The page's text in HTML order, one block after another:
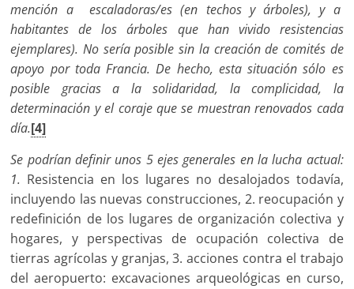
mención a escaladoras/es (en techos y árboles), y a
habitantes de los árboles que han vivido resistencias
ejemplares). No sería posible sin la creación de comités de
apoyo por toda Francia. De hecho, esta situación sólo es
posible gracias a la solidaridad, la complicidad, la
determinación y el coraje que se muestran renovados cada
día.[4]
Se podrían definir unos 5 ejes generales en la lucha actual:
1. Resistencia en los lugares no desalojados todavía,
incluyendo las nuevas construcciones, 2. reocupación y
redefinición de los lugares de organización colectiva y
hogares, y perspectivas de ocupación colectiva de
tierras agrícolas y granjas, 3. acciones contra el trabajo
del aeropuerto: excavaciones arqueológicas en curso,